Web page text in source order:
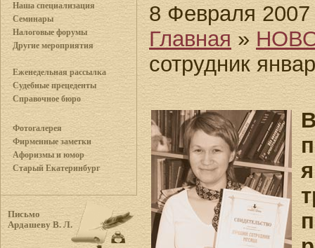
Наша специализация
Семинары
Налоговые форумы
Другие мероприятия
Еженедельная рассылка
Судебные прецеденты
Справочное бюро
Фотогалерея
Фирменные заметки
Афоризмы и юмор
Старый Екатеринбург
Письмо
Ардашеву В. Л.
8 Февраля 2007
Главная»
сотрудник